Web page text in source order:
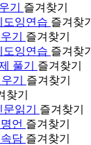
기
즐겨찾기
도잉연습 즐겨찾기
기
즐겨찾기
도잉연습 즐겨찾기
풀기
즐겨찾기
기
즐겨찾기
찾기
읽기
즐겨찾기
언 즐겨찾기
담 즐겨찾기